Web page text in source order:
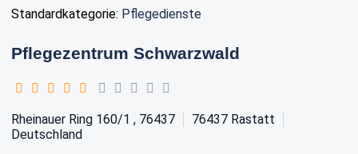
Standardkategorie: Pflegedienste
Pflegezentrum Schwarzwald
Rheinauer Ring 160/1 , 76437 76437 Rastatt
Deutschland